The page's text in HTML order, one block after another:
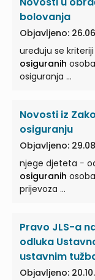
bolovanja
Objavljeno:
uređuju se
osiguranih
osiguranja ...
Novosti iz
osiguranju
Objavljeno:
njege djeteta −
osiguranih
prijevoza ...
Pravo JLS-a
odluka
ustavnim
Objavljeno: